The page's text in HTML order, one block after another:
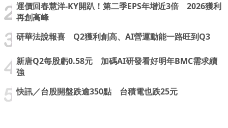
運價回春慧洋-KY開趴！第二季EPS年增近3倍 2026獲利
再創高峰
研華法說報喜 Q2獲利創高、AI營運動能一路旺到Q3
新唐Q2每股虧0.58元 加碼AI研發看好明年BMC需求續
強
快訊／台股開盤跌逾350點 台積電也跌25元